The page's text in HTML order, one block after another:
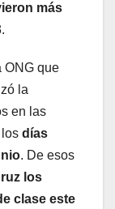
más
ONG que
la
en las
días
. De esos
los
clase este